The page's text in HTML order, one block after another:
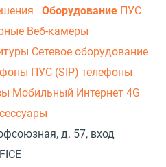
Оборудование ПУС
Веб-камеры
Сетевое оборудование
ПУС (SIP) телефоны
Мобильный Интернет 4G
д. 57, вход